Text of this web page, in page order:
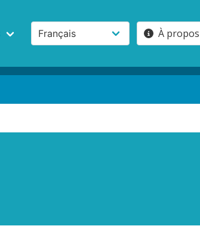
À propos